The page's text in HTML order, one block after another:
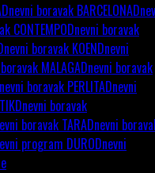
Dnevni boravak BARCELONA
CONTEMPODnevni boravak
boravak KOENDnevni
MALAGADnevni boravak
boravak PERLITADnevni
Dnevni boravak
boravak TARADnevni
program DURODnevni